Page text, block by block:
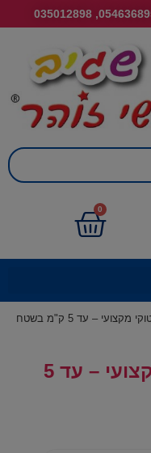
0
/ מכשיר קשר ווקי טוקי מקצועי – עד 5 ק"מ בשטח
מכשיר קשר ווקי טוקי מקצועי – עד 5